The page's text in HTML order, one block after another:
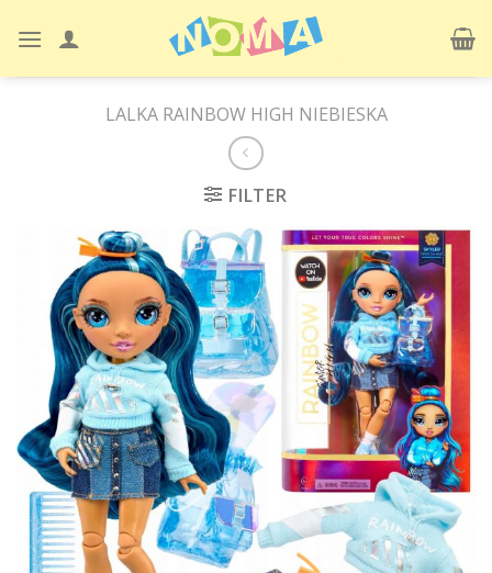
LALKA RAINBOW HIGH NIEBIESKA
FILTER